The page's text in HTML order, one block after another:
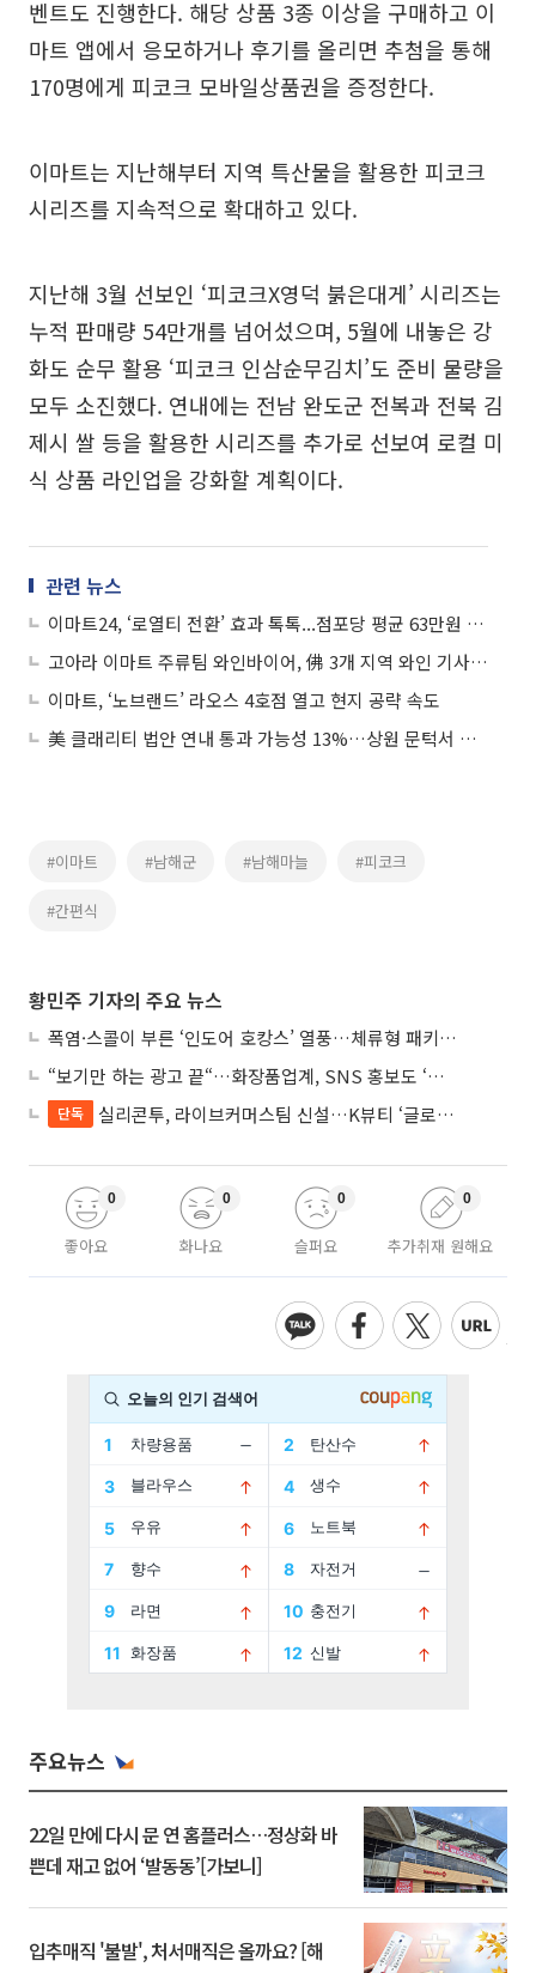
벤트도 진행한다. 해당 상품 3종 이상을 구매하고 이
마트 앱에서 응모하거나 후기를 올리면 추첨을 통해
170명에게 피코크 모바일상품권을 증정한다.
이마트는 지난해부터 지역 특산물을 활용한 피코크
시리즈를 지속적으로 확대하고 있다.
지난해 3월 선보인 ‘피코크X영덕 붉은대게’ 시리즈는
누적 판매량 54만개를 넘어섰으며, 5월에 내놓은 강
화도 순무 활용 ‘피코크 인삼순무김치’도 준비 물량을
모두 소진했다. 연내에는 전남 완도군 전복과 전북 김
제시 쌀 등을 활용한 시리즈를 추가로 선보여 로컬 미
식 상품 라인업을 강화할 계획이다.
관련 뉴스
이마트24, ‘로열티 전환’ 효과 톡톡...점포당 평균 63만원 수익↑
고아라 이마트 주류팀 와인바이어, 佛 3개 지역 와인 기사 작위 받아
이마트, ‘노브랜드’ 라오스 4호점 열고 현지 공략 속도
美 클래리티 법안 연내 통과 가능성 13%…상원 문턱서 제동
#이마트 #남해군 #남해마늘 #피코크
#간편식
황민주 기자의 주요 뉴스
폭염·스콜이 부른 ‘인도어 호캉스’ 열풍…체류형 패키지 뜬다
“보기만 하는 광고 끝“…화장품업계, SNS 홍보도 ‘참여형 콘텐츠’로 변모
단독 실리콘투, 라이브커머스팀 신설…K뷰티 ‘글로벌 판매망’ 확대
좋아요
0
화나요
0
슬퍼요
0
추가취재 원해요
0
주요뉴스
22일 만에 다시 문 연 홈플러스…정상화 바
쁜데 재고 없어 ‘발동동’[가보니]
입추매직 '불발', 처서매직은 올까요? [해